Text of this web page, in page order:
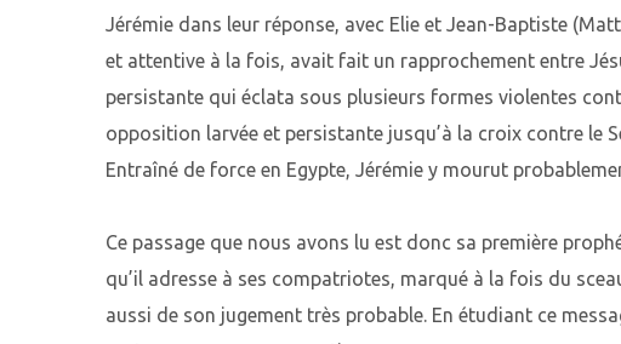
Jérémie dans leur réponse, avec Elie et Jean-Baptiste
et attentive à la fois, avait fait un rapprochement entre
persistante qui éclata sous plusieurs formes violentes
opposition larvée et persistante jusqu’à la croix contre le
Entraîné de force en Egypte, Jérémie y mourut
Ce passage que nous avons lu est donc sa première
qu’il adresse à ses compatriotes, marqué à la fois du
aussi de son jugement très probable. En étudiant ce